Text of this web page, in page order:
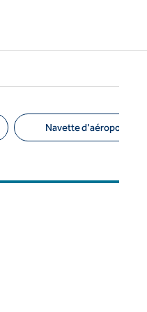
Navette d'aéroport (1)